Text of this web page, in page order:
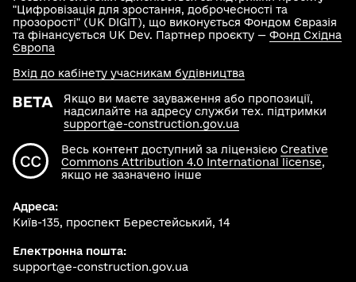
"Цифровізація для зростання, доброчесності та
прозорості" (UK DIGIT), що виконується Фондом Євразія
та фінансується UK Dev. Партнер проєкту — Фонд Східна
Європа
Якщо ви маєте зауваження або пропозиції,
надсилайте на адресу служби тех. підтримки
support@e-construction.gov.ua
Весь контент доступний за ліцензією Creative
Commons Attribution 4.0 International license,
якщо не зазначено інше
Вхід до кабінету учасникам будівництва
Адреса:
Київ-135, проспект Берестейський, 14
Електронна пошта:
support@e-construction.gov.ua